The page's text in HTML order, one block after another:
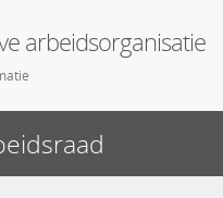
arbeidsorganisatie